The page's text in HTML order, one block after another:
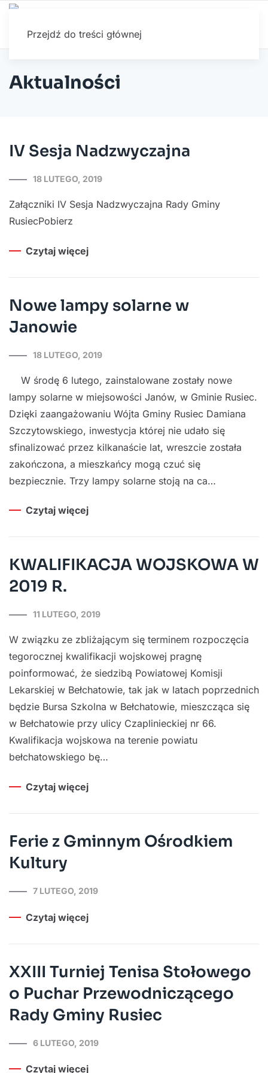
Przejdź do treści głównej
Aktualności
IV Sesja Nadzwyczajna
18 LUTEGO, 2019
Załączniki IV Sesja Nadzwyczajna Rady Gminy
RusiecPobierz
Czytaj więcej
Nowe lampy solarne w
Janowie
18 LUTEGO, 2019
W środę 6 lutego, zainstalowane zostały nowe
lampy solarne w miejsowości Janów, w Gminie Rusiec.
Dzięki zaangażowaniu Wójta Gminy Rusiec Damiana
Szczytowskiego, inwestycja której nie udało się
sfinalizować przez kilkanaście lat, wreszcie została
zakończona, a mieszkańcy mogą czuć się
bezpiecznie. Trzy lampy solarne stoją na ca…
Czytaj więcej
KWALIFIKACJA WOJSKOWA W
2019 R.
11 LUTEGO, 2019
W związku ze zbliżającym się terminem rozpoczęcia
tegorocznej kwalifikacji wojskowej pragnę
poinformować, że siedzibą Powiatowej Komisji
Lekarskiej w Bełchatowie, tak jak w latach poprzednich
będzie Bursa Szkolna w Bełchatowie, mieszcząca się
w Bełchatowie przy ulicy Czaplinieckiej nr 66.
Kwalifikacja wojskowa na terenie powiatu
bełchatowskiego bę…
Czytaj więcej
Ferie z Gminnym Ośrodkiem
Kultury
7 LUTEGO, 2019
Czytaj więcej
XXIII Turniej Tenisa Stołowego
o Puchar Przewodniczącego
Rady Gminy Rusiec
6 LUTEGO, 2019
Czytaj więcej